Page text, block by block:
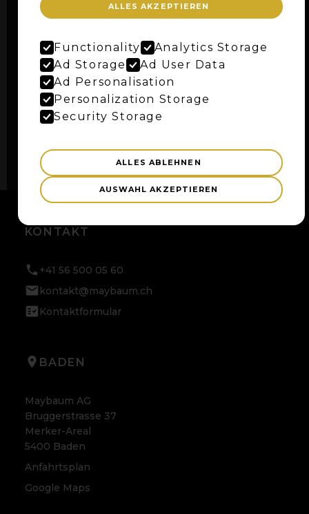
SARAH
BERNHARDT
Motion
KONTAKT
+41 56 500 05 60
kontakt@maybaum.ch
Kontaktformular
BADEN
Maybaum AG
Bruggerstrasse 37
Merker-Areal
5400 Baden
Anfahrtsplan
Google Maps
ALLES AKZEPTIEREN
Functionality
Analytics Storage
Ad Storage
Ad User Data
Ad Personalisation
Personalization Storage
Security Storage
ALLES ABLEHNEN
AUSWAHL AKZEPTIEREN